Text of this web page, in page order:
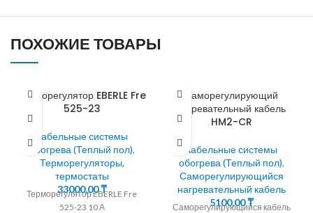
ПОХОЖИЕ ТОВАРЫ
Терморегулятор EBERLE Fre
525-23
Кабельные системы
обогрева (Теплый пол),
Терморегуляторы,
термостаты
33000,00₸
Терморегулятор EBERLE Fre
525-23 10 А
Саморегулирующий
нагревательный кабель
HM2-CR
Кабельные системы
обогрева (Теплый пол),
Саморегулирующийся
нагревательный кабель
5100,00₸
Саморегулирующийся кабель